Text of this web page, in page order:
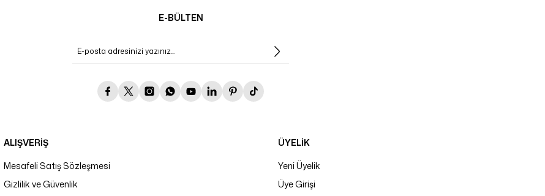
E-BÜLTEN
ALIŞVERİŞ
Mesafeli Satış Sözleşmesi
Gizlilik ve Güvenlik
ÜYELİK
Yeni Üyelik
Üye Girişi